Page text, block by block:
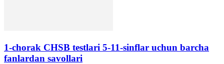
1-chorak CHSB testlari 5-11-sinflar uchun barcha
fanlardan savollari